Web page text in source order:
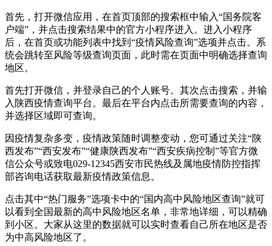
首先，打开微信应用，在首页顶部的搜索框中输入“国务院客
户端”，并点击搜索结果中的官方小程序进入。进入小程序
后，在首页或功能列表中找到“疫情风险查询”选项并点击。系
统会跳转至风险等级查询页面，此时需在页面中明确选择查询
地区。
首先打开微信，并登录自己的个人账号。其次点击搜索，并输
入陕西疫情查询平台。最后在平台内点击所需要查询的内容，
并选择区域即可查询。
因疫情复杂多变，疫情政策随时调整变动，您可通过关注“陕
西发布”“西安发布”“健康陕西发布”“西安疾病控制”等官方微
信公众号或致电029-12345西安市民热线及属地疫情防控指挥
部咨询电话获取最新疫情政策信息。
点击其中“热门服务”选项卡中的“国内高中风险地区查询”就可
以看到全国最新的高中风险地区名单，非常地详细，可以精确
到小区。大家从这里的数据就可以实时查看自己所在地区是否
为中高风险地区了。